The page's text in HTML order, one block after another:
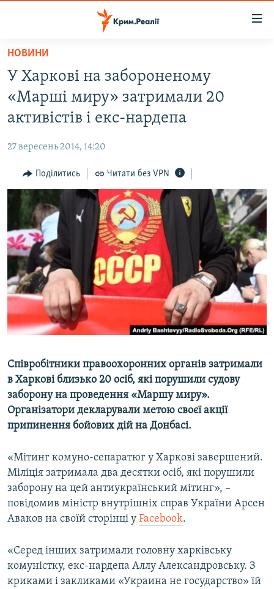
Перейти
основного
матеріалу
Перейти
до
основної
навігації
Перейти
до
пошуку
ВОДА.КРИМ
ВІДЕО ТА ФОТО
БЛОГИ
ПОГЛЯД
ІНТЕРВ'Ю
ВСЕ ЗА ДЕНЬ
СПЕЦПРОЕКТИ
ДЕПОРТАЦІЯ
ВІДЕОУРОКИ «ELIFBE»
СВІДЧЕННЯ ОКУПАЦІЇ
УКРАЇНСЬКА ПРОБЛЕМА КРИМУ
ЯК ОБІЙТИ БЛОКУВАННЯ
Русский
Qırımtatar
Усі сайти RFE/RL
НОВИНИ
У Харкові на забороненому
«Марші миру» затримали 20
активістів і екс-нардепа
27 вересень 2014, 14:20
Поділитись Читати без VPN
Співробітники правоохоронних органів затримали
в Харкові близько 20 осіб, які порушили судову
заборону на проведення «Маршу миру».
Організатори декларували метою своєї акції
припинення бойових дій на Донбасі.
«Мітинг комуно-сепаратюг у Харкові завершений.
Міліція затримала два десятки осіб, які порушили
заборону на цей антиукраїнський мітинг», –
повідомив міністр внутрішніх справ України Арсен
Аваков на своїй сторінці у Facebook.
«Серед інших затримали головну харківську
комуністку, екс-нардепа Аллу Александровську. З
криками і закликами «Украина не государство» їй